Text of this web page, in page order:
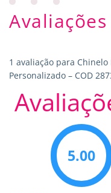
Avaliações
1 avaliação para Chinelo
Personalizado – COD
5.00